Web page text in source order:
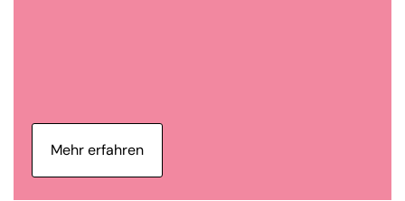
Mehr erfahren